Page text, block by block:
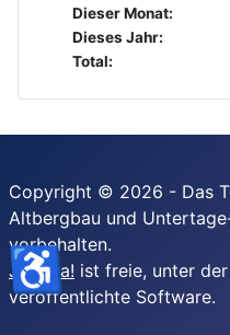
Dieser Monat:
Dieses Jahr:
Total:
Copyright © 2026 - Das
Altbergbau und
vorbehalten.
Joomla! ist freie, unter der
veröffentlichte Software.